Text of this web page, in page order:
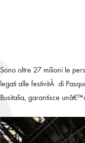
Sono oltre 27 milioni le
legati alle festivitÃ di
Busitalia, garantisce